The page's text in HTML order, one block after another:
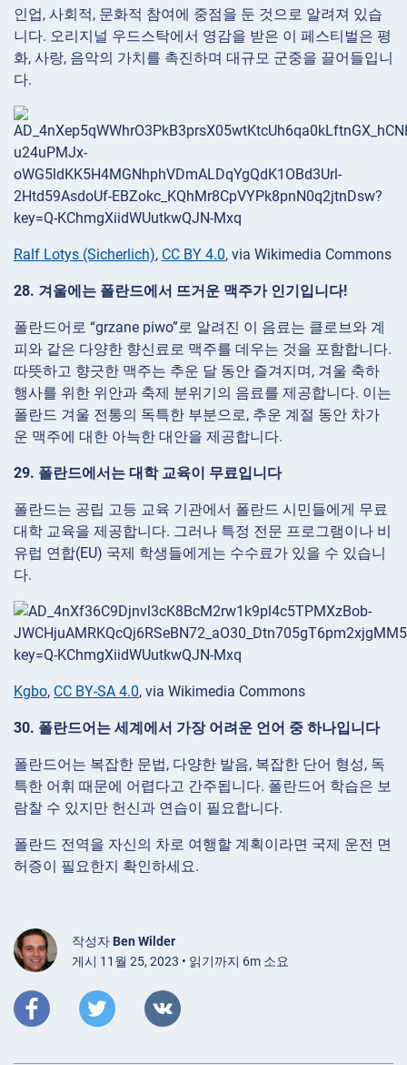
인업, 사회적, 문화적 참여에 중점을 둔 것으로 알려져 있습
니다. 오리지널 우드스탁에서 영감을 받은 이 페스티벌은 평
화, 사랑, 음악의 가치를 촉진하며 대규모 군중을 끌어들입니
다.
Ralf Lotys (Sicherlich), CC BY 4.0, via Wikimedia Commons
28. 겨울에는 폴란드에서 뜨거운 맥주가 인기입니다!
폴란드어로 “grzane piwo”로 알려진 이 음료는 클로브와 계
피와 같은 다양한 향신료로 맥주를 데우는 것을 포함합니다.
따뜻하고 향긋한 맥주는 추운 달 동안 즐겨지며, 겨울 축하
행사를 위한 위안과 축제 분위기의 음료를 제공합니다. 이는
폴란드 겨울 전통의 독특한 부분으로, 추운 계절 동안 차가
운 맥주에 대한 아늑한 대안을 제공합니다.
29. 폴란드에서는 대학 교육이 무료입니다
폴란드는 공립 고등 교육 기관에서 폴란드 시민들에게 무료
대학 교육을 제공합니다. 그러나 특정 전문 프로그램이나 비
유럽 연합(EU) 국제 학생들에게는 수수료가 있을 수 있습니
다.
Kgbo, CC BY-SA 4.0, via Wikimedia Commons
30. 폴란드어는 세계에서 가장 어려운 언어 중 하나입니다
폴란드어는 복잡한 문법, 다양한 발음, 복잡한 단어 형성, 독
특한 어휘 때문에 어렵다고 간주됩니다. 폴란드어 학습은 보
람찰 수 있지만 헌신과 연습이 필요합니다.
폴란드 전역을 자신의 차로 여행할 계획이라면 국제 운전 면
허증이 필요한지 확인하세요.
작성자 Ben Wilder
게시 11월 25, 2023 • 읽기까지 6m 소요